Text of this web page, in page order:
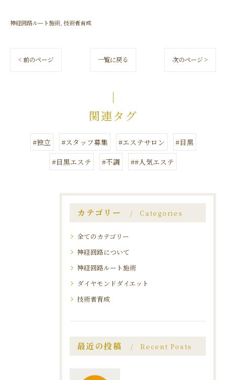
神経回路ルート施術 技術者育成
< 前のページ 一覧に戻る 次のページ >
関連タグ
#独立 #スタッフ募集 #エステサロン
#目黒
#目黒エステ
#不調 ##人気エステ
カテゴリー Categories
全てのカテゴリー
神経回路について
神経回路ルート施術
ダイヤモンドダイエット
技術者育成
最近の投稿 Recent Posts